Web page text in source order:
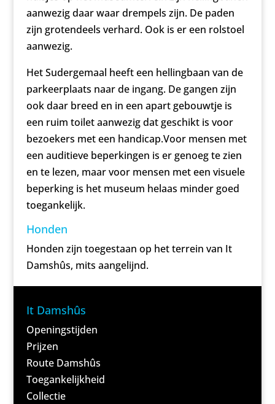
aanwezig daar waar drempels zijn. De paden
zijn grotendeels verhard. Ook is er een rolstoel
aanwezig.
Het Sudergemaal heeft een hellingbaan van de
parkeerplaats naar de ingang. De gangen zijn
ook daar breed en in een apart gebouwtje is
een ruim toilet aanwezig dat geschikt is voor
bezoekers met een handicap.Voor mensen met
een auditieve beperkingen is er genoeg te zien
en te lezen, maar voor mensen met een visuele
beperking is het museum helaas minder goed
toegankelijk.
Honden
Honden zijn toegestaan op het terrein van It
Damshûs, mits aangelijnd.
It Damshûs
Openingstijden
Prijzen
Route Damshûs
Toegankelijkheid
Collectie